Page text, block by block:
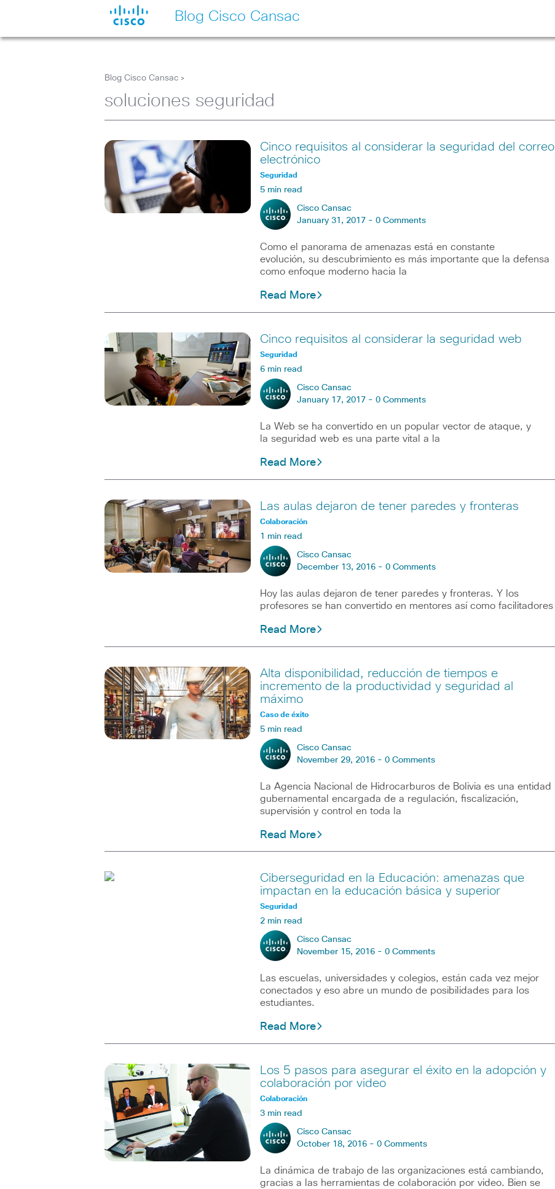
Blog Cisco Cansac
Blog Cisco Cansac >
soluciones seguridad
Cinco requisitos al considerar la seguridad del correo
electrónico
Seguridad
5 min read
Cisco Cansac
January 31, 2017 - 0 Comments
Como el panorama de amenazas está en constante
evolución, su descubrimiento es más importante que la defensa
como enfoque moderno hacia la
Read More
Cinco requisitos al considerar la seguridad web
Seguridad
6 min read
Cisco Cansac
January 17, 2017 - 0 Comments
La Web se ha convertido en un popular vector de ataque, y
la seguridad web es una parte vital a la
Read More
Las aulas dejaron de tener paredes y fronteras
Colaboración
1 min read
Cisco Cansac
December 13, 2016 - 0 Comments
Hoy las aulas dejaron de tener paredes y fronteras. Y los
profesores se han convertido en mentores así como facilitadores
Read More
Alta disponibilidad, reducción de tiempos e
incremento de la productividad y seguridad al
máximo
Caso de éxito
5 min read
Cisco Cansac
November 29, 2016 - 0 Comments
La Agencia Nacional de Hidrocarburos de Bolivia es una entidad
gubernamental encargada de a regulación, fiscalización,
supervisión y control en toda la
Read More
Ciberseguridad en la Educación: amenazas que
impactan en la educación básica y superior
Seguridad
2 min read
Cisco Cansac
November 15, 2016 - 0 Comments
Las escuelas, universidades y colegios, están cada vez mejor
conectados y eso abre un mundo de posibilidades para los
estudiantes.
Read More
Los 5 pasos para asegurar el éxito en la adopción y
colaboración por video
Colaboración
3 min read
Cisco Cansac
October 18, 2016 - 0 Comments
La dinámica de trabajo de las organizaciones está cambiando,
gracias a las herramientas de colaboración por video. Bien se